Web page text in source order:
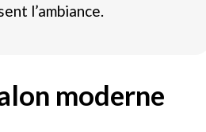
l’ambiance.
moderne